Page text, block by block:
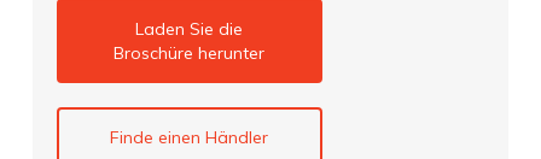
Laden Sie die
Broschüre herunter
Finde einen Händler